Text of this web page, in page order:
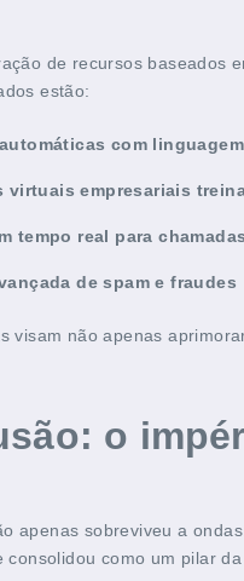
de recursos baseados
estão:
com
virtuais empresariais
tempo real para
de spam e fraudes
visam não apenas
o
apenas sobreviveu a
consolidou como um pilar